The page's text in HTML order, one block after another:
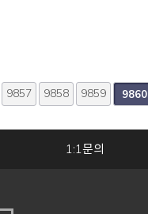
9857 9858 9859 9860
1:1문의